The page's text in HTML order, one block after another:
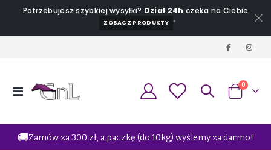
Potrzebujesz szybkiej wysyłki? Dział 24h czeka na Ciebie
ZOBACZ PRODUKTY *
Przełącznik
Koszyk
0
🚚Zamów za 300 zł, a paczkę (do 10kg) wyślemy za darmo!